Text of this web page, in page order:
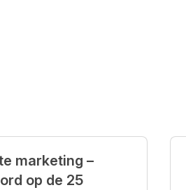
marketing –
op de 25